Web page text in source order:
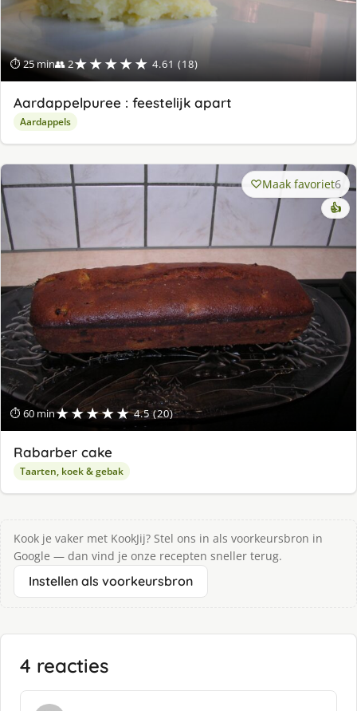
⏱ 25 min👥 2★★★★★ 4.61 (18)
Aardappelpuree : feestelijk apart
Aardappels
⏱ 60 min★★★★★ 4.5 (20)
Maak favoriet6
👍
Rabarber cake
Taarten, koek & gebak
Kook je vaker met KookJij? Stel ons in als voorkeursbron in
Google — dan vind je onze recepten sneller terug.
Instellen als voorkeursbron
4 reacties